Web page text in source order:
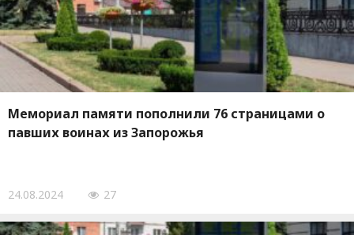
Мемориал памяти пополнили 76 страницами о
павших воинах из Запорожья
24.08.2024 27